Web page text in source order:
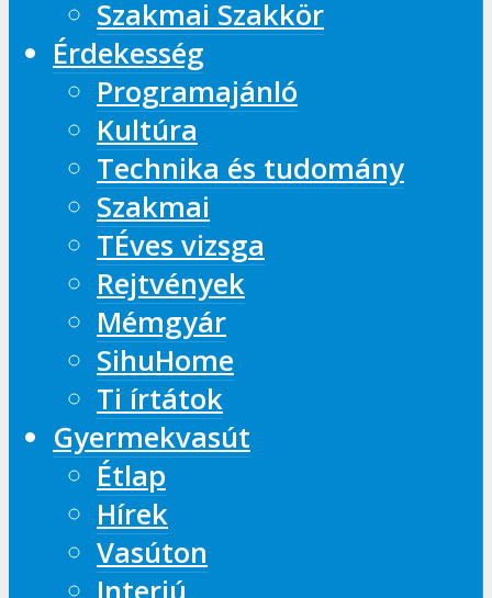
Szakmai Szakkör
Érdekesség
Programajánló
Kultúra
Technika és tudomány
Szakmai
TÉves vizsga
Rejtvények
Mémgyár
SihuHome
Ti írtátok
Gyermekvasút
Étlap
Hírek
Vasúton